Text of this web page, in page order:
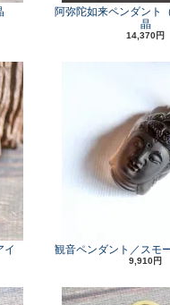
阿弥陀如来ペンダント
晶
14,370円
イ 観音ペンダント／スモ
9,910円